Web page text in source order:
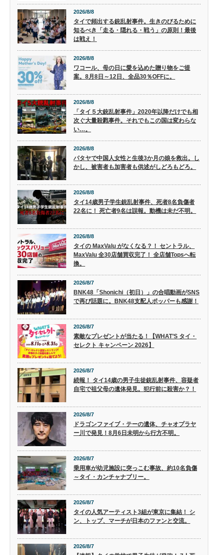
2026/8/8
タイで頻出する銃乱射事件。生きのびるために
知るべき「走る・隠れる・戦う」の原則！最後
は戦え！
2026/8/8
ワコール、母の日に愛を込めた贈り物をご提
案。8月8日～12日、全品30％OFFに。
2026/8/8
「タイ５大銃乱射事件」2020年以降だけでも相
次ぐ大量殺戮事件。それでもこの国は変わらな
い…。
2026/8/8
パタヤで中国人女性と生後3か月の娘を救出。し
かし、被害者も加害者も供述がしどろもどろ。
2026/8/8
タイ14歳男子学生銃乱射事件、死者8名負傷者
22名に！ 死亡者9名は誤報。動機は未だ不明。
2026/8/8
タイの MaxValu がなくなる？！ セントラル、
MaxValu 全30店舗買収完了！ 全店舗Topsへ転
換。
2026/8/7
BNK48「Shonichi（初日）」の合唱動画がSNS
で再び話題に。BNK48支配人ポッパーも感謝！
2026/8/7
素敵なプレゼントが当たる！【WHAT’S タイ・
セレクト キャンペーン 2026】
2026/8/7
続報！ タイ14歳の男子生徒銃乱射事件、容疑者
自宅で祖父母の遺体発見。犯行前に殺害か？！
2026/8/7
ドラゴンファイブ・テーの遺体、チャオプラヤ
ー川で発見！8月6日未明から行方不明。
2026/8/7
乗用車が幼児施設に突っこむ事故、約10名負傷
～タイ・カンチャナブリー。
2026/8/7
タイの人気アーティスト3組が東京に集結！ シ
ン、トップ、マーチが日本のファンと交流。
2026/8/7